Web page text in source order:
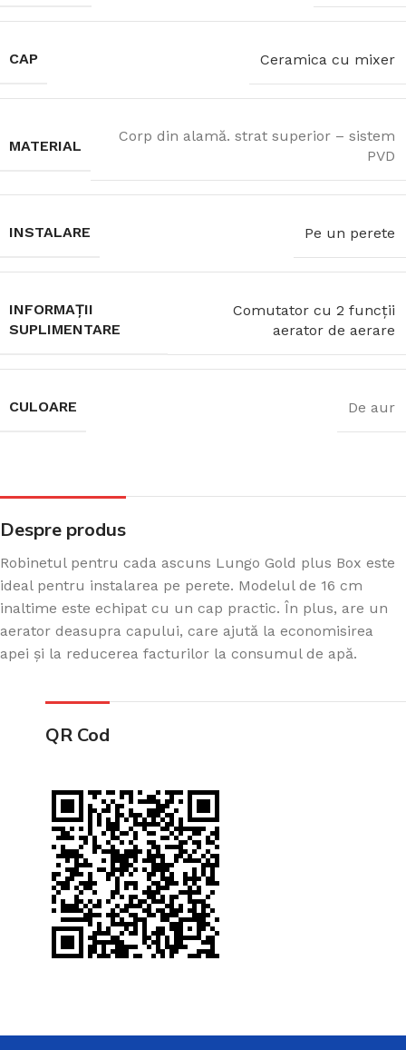
CAP Ceramica cu mixer
MATERIAL
Corp din alamă. strat superior – sistem
PVD
INSTALARE Pe un perete
INFORMAȚII
SUPLIMENTARE
Comutator cu 2 funcții
aerator de aerare
CULOARE De aur
Despre produs
Robinetul pentru cada ascuns Lungo Gold plus Box este
ideal pentru instalarea pe perete. Modelul de 16 cm
inaltime este echipat cu un cap practic. În plus, are un
aerator deasupra capului, care ajută la economisirea
apei și la reducerea facturilor la consumul de apă.
QR Cod